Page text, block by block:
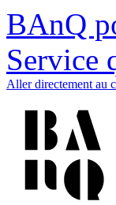
BAnQ
Service
Aller directement au